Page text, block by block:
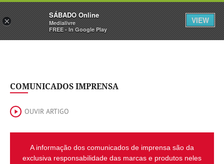
Sábado Assine Iniciar Sessão
COMUNICADOS IMPRENSA
OUVIR ARTIGO
A informação dos comunicados de imprensa são da
exclusiva responsabilidade das marcas e produtos neles
×
SÁBADO Online
Medialivre
FREE - In Google Play
VIEW